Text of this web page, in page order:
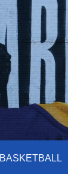
BASKETBALL